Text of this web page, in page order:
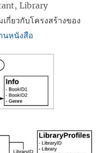
Library
กี่ยวกับโครงสร้างของ
นหนังสือ